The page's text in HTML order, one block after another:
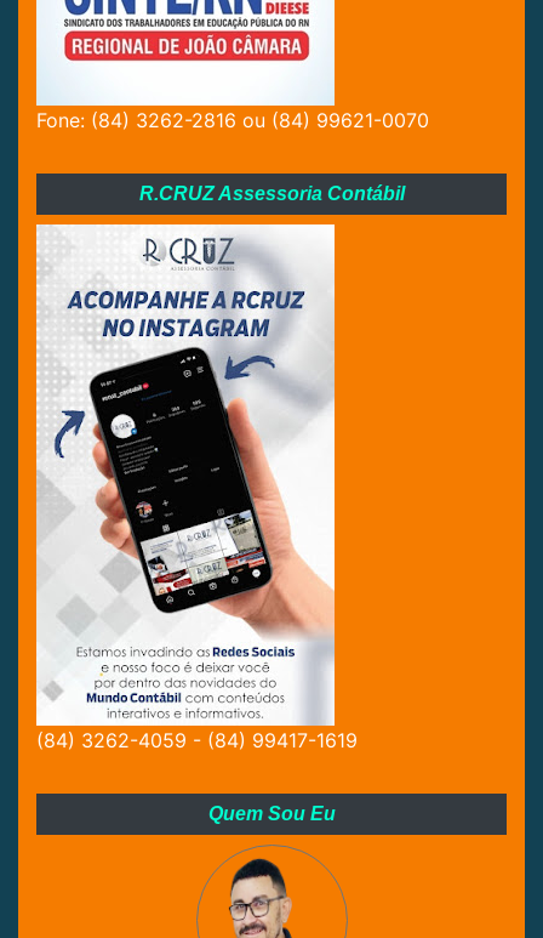
Fone: (84) 3262-2816 ou (84) 99621-0070
R.CRUZ Assessoria Contábil
(84) 3262-4059 - (84) 99417-1619
Quem Sou Eu